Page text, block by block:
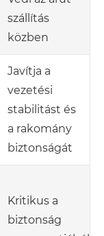
szállítás
közben
Javítja a
vezetési
stabilitást és
a rakomány
biztonságát
Kritikus a
biztonság